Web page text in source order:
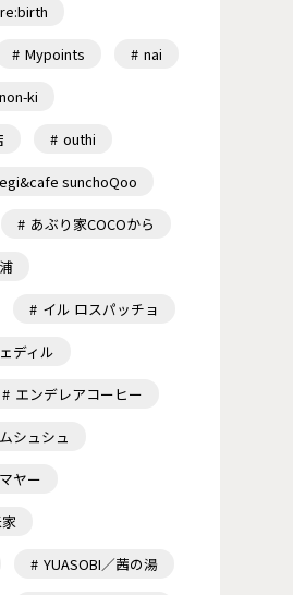
Mypoints nai
non-ki
outhi
sunchoQoo
あぶり家COCOから
イル ロスパッチョ
ディル
エンデレアコーヒー
シュシュ
ヤー
YUASOBI／茜の湯